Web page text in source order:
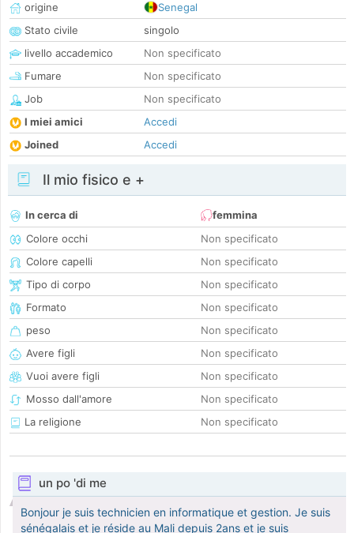
origine
Senegal
Stato civile
singolo
livello accademico
Non specificato
Fumare
Non specificato
Job
Non specificato
I miei amici
Accedi
Joined
Accedi
Il mio fisico e +
In cerca di
femmina
Colore occhi
Non specificato
Colore capelli
Non specificato
Tipo di corpo
Non specificato
Formato
Non specificato
peso
Non specificato
Avere figli
Non specificato
Vuoi avere figli
Non specificato
Mosso dall'amore
Non specificato
La religione
Non specificato
un po 'di me
Bonjour je suis technicien en informatique et gestion. Je suis
sénégalais et je réside au Mali depuis 2ans et je suis